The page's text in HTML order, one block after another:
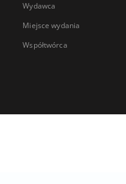
Wydawca
Miejsce wydania
Współtwórca